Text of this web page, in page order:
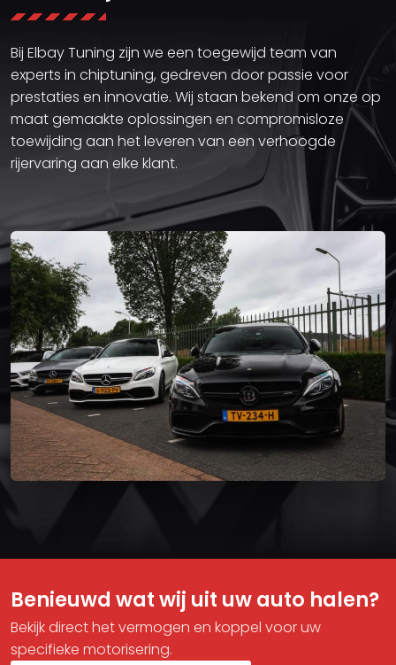
Bij Elbay Tuning zijn we een toegewijd team van
experts in chiptuning, gedreven door passie voor
prestaties en innovatie. Wij staan bekend om onze op
maat gemaakte oplossingen en compromisloze
toewijding aan het leveren van een verhoogde
rijervaring aan elke klant.
Benieuwd wat wij uit uw auto halen?
Bekijk direct het vermogen en koppel voor uw
specifieke motorisering.